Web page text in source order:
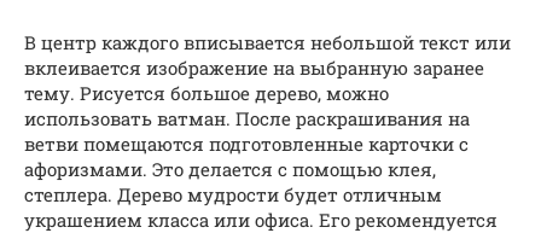
В центр каждого вписывается небольшой текст или
вклеивается изображение на выбранную заранее
тему. Рисуется большое дерево, можно
использовать ватман. После раскрашивания на
ветви помещаются подготовленные карточки с
афоризмами. Это делается с помощью клея,
степлера. Дерево мудрости будет отличным
украшением класса или офиса. Его рекомендуется